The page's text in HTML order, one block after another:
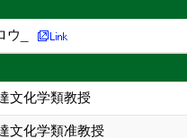
_
文化学類教授
文化学類准教授